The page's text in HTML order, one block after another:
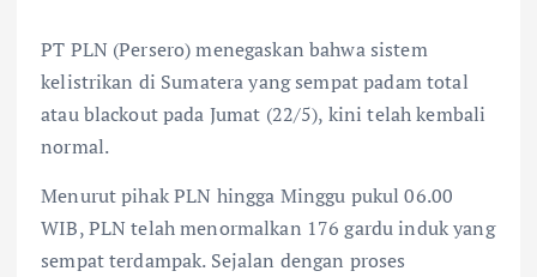
PT PLN (Persero) menegaskan bahwa sistem
kelistrikan di Sumatera yang sempat padam total
atau blackout pada Jumat (22/5), kini telah kembali
normal.
Menurut pihak PLN hingga Minggu pukul 06.00
WIB, PLN telah menormalkan 176 gardu induk yang
sempat terdampak. Sejalan dengan proses